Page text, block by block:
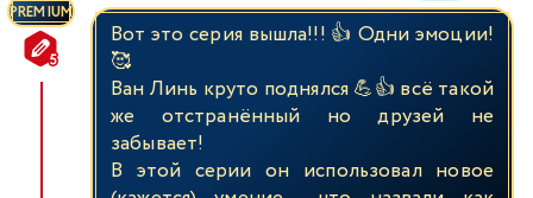
PREMIUM
Вот это серия вышла!!! 👍 Одни эмоции!
🥰
Ван Линь круто поднялся 💪👍 всё такой
же отстранённый но друзей не
забывает!
В этой серии он использовал новое